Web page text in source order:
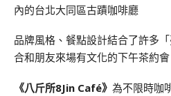
內的台北大同區古蹟咖啡廳
品牌風格、餐點設計結合了許多
合和朋友來場有文化的下午茶約會
《八斤所8Jin Café》 為不限時咖